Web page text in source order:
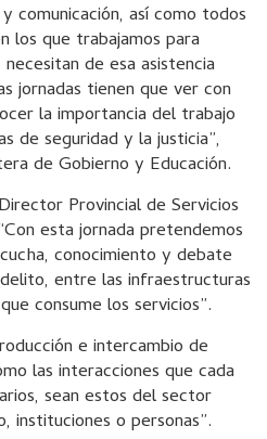
comunicación, así como todos
los que trabajamos para
de esa asistencia
jornadas tienen que ver con
la importancia del trabajo
de seguridad y la justicia”,
de Gobierno y Educación.
Provincial de Servicios
esta jornada pretendemos
conocimiento y debate
entre las infraestructuras
consume los servicios”.
e intercambio de
las interacciones que cada
sean estos del sector
instituciones o personas”.